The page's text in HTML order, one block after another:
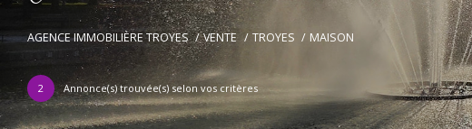
AGENCE IMMOBILIÈRE TROYES VENTE TROYES MAISON
2 Annonce(s) trouvée(s) selon vos critères